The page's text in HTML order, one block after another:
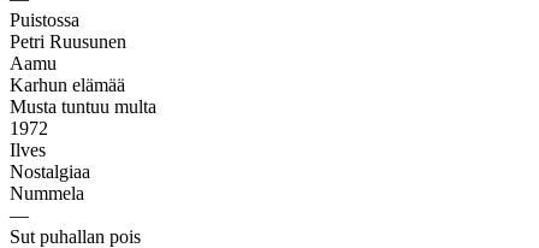
Puistossa
Petri Ruusunen
Aamu
Karhun elämää
Musta tuntuu multa
1972
Ilves
Nostalgiaa
Nummela
—
Sut puhallan pois